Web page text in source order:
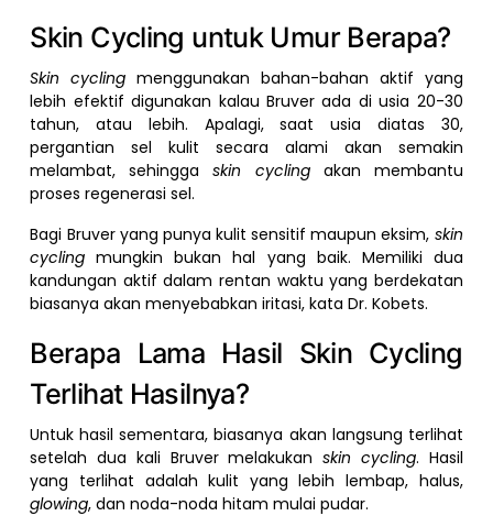
Skin Cycling untuk Umur Berapa?
Skin cycling menggunakan bahan-bahan aktif yang
lebih efektif digunakan kalau Bruver ada di usia 20-30
tahun, atau lebih. Apalagi, saat usia diatas 30,
pergantian sel kulit secara alami akan semakin
melambat, sehinggaskin cyclingakan membantu
proses regenerasi sel.
Bagi Bruver yang punya kulit sensitif maupun eksim, skin
cycling mungkin bukan hal yang baik. Memiliki dua
kandungan aktif dalam rentan waktu yang berdekatan
biasanya akan menyebabkan iritasi, kata Dr. Kobets.
Berapa Lama Hasil Skin Cycling
Terlihat Hasilnya?
Untuk hasil sementara, biasanya akan langsung terlihat
setelah dua kali Bruver melakukanskin cycling. Hasil
yang terlihat adalah kulit yang lebih lembap, halus,
glowing, dan noda-noda hitam mulai pudar.